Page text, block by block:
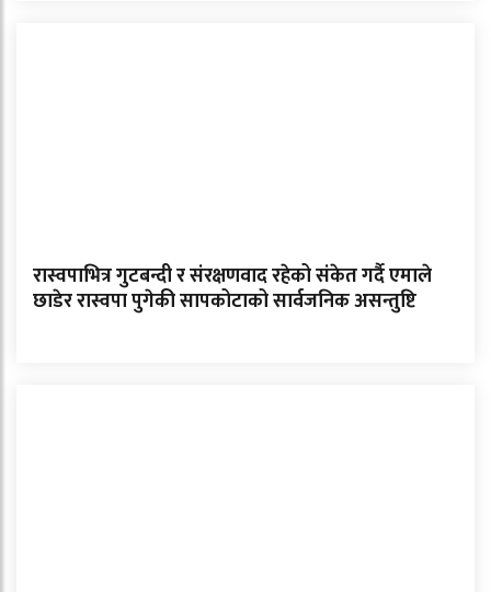
रास्वपाभित्र गुटबन्दी र संरक्षणवाद रहेको संकेत गर्दै एमाले
छाडेर रास्वपा पुगेकी सापकोटाको सार्वजनिक असन्तुष्टि